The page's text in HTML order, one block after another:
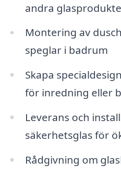
andra
Montering av
speglar i badrum
Skapa
för inredning eller
Leverans och
säkerhetsglas för
Rådgivning om